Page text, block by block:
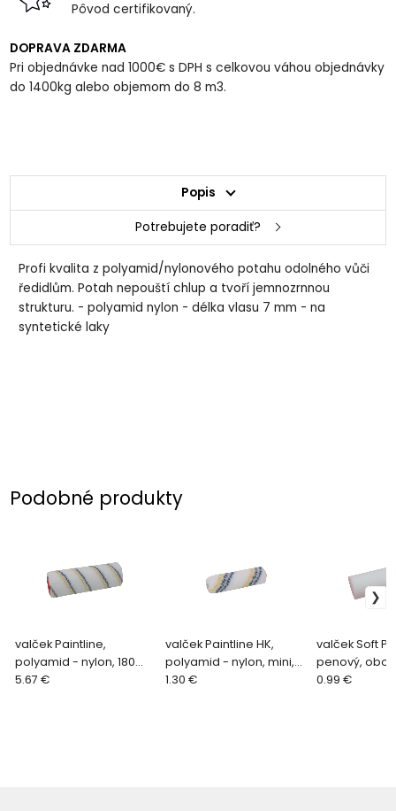
Pôvod certifikovaný.
DOPRAVA ZDARMA
Pri objednávke nad 1000€ s DPH s celkovou váhou objednávky
do 1400kg alebo objemom do 8 m3.
Popis
Potrebujete poradiť?
Profi kvalita z polyamid/nylonového potahu odolného vůči
ředidlům. Potah nepouští chlup a tvoří jemnozrnnou
strukturu. - polyamid nylon - délka vlasu 7 mm - na
syntetické laky
Podobné produkty
valček Paintline,
polyamid - nylon, 180
mm, 7 mm chlp
5.67 €
valček Paintline HK,
polyamid - nylon, mini,
100 mm, 7 mm chlp
1.30 €
valček Soft
penový,
rovný, 110 mm
0.99 €